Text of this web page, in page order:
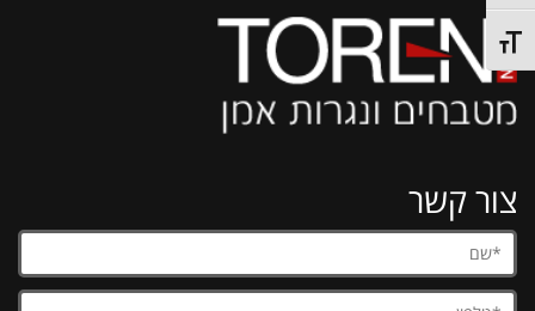
מתג גודל גופן
צור קשר